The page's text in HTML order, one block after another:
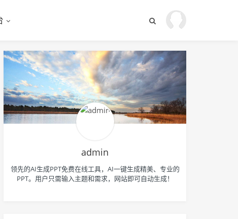
admin
领先的AI生成PPT免费在线工具，AI一键生成精美、专业的
PPT。用户只需输入主题和需求，网站即可自动生成！